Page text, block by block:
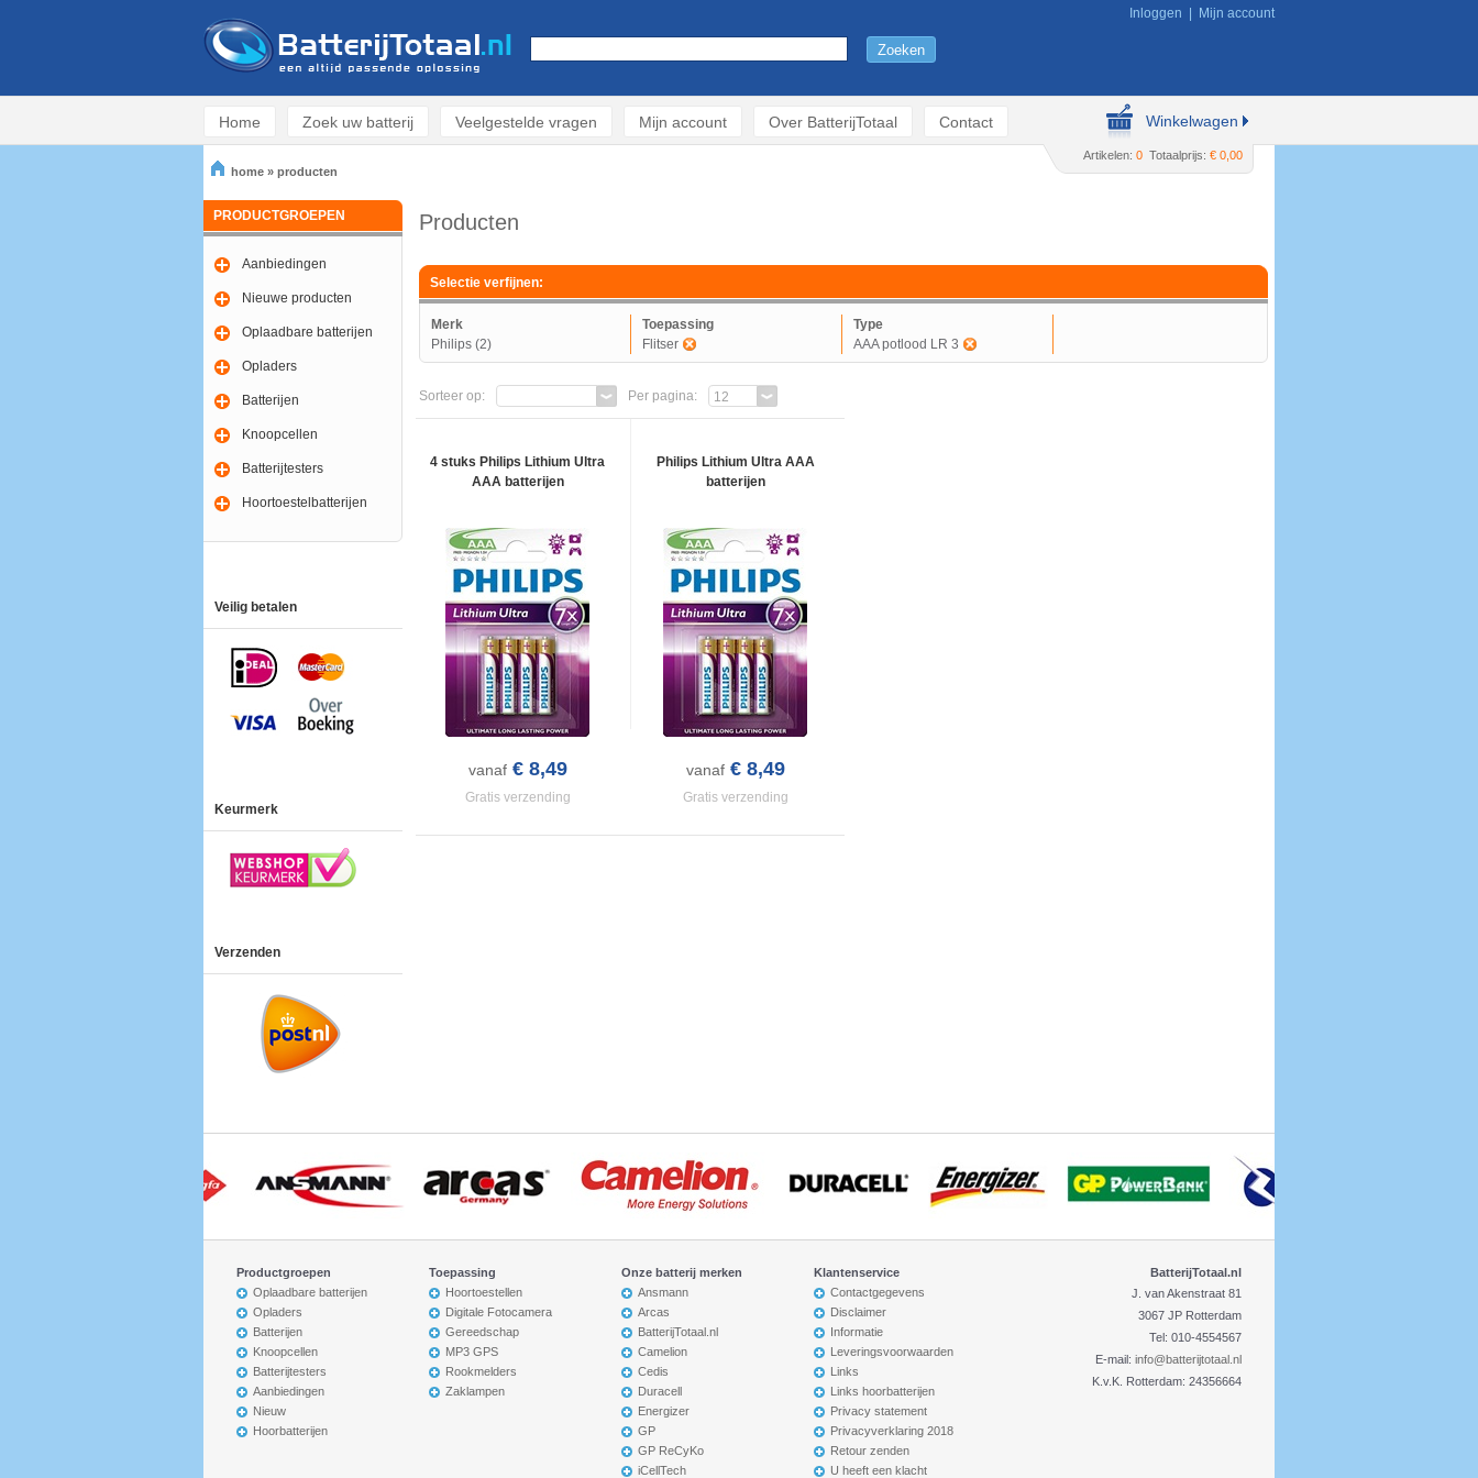
Inloggen Mijn account
Home Zoek uw batterij Veelgestelde vragen Mijn account Over BatterijTotaal Contact Winkelwagen
Artikelen: 0 Totaalprijs: € 0,00
home » producten
PRODUCTGROEPEN
Aanbiedingen
Nieuwe producten
Oplaadbare batterijen
Opladers
Batterijen
Knoopcellen
Batterijtesters
Hoortoestelbatterijen
Veilig betalen
Keurmerk
Verzenden
Producten
Selectie verfijnen:
Merk
Philips (2)
Toepassing
Flitser
Type
AAA potlood LR 3
Sorteer op: Per pagina: 12
4 stuks Philips Lithium Ultra
AAA batterijen
vanaf € 8,49
Gratis verzending
Philips Lithium Ultra AAA
batterijen
vanaf € 8,49
Gratis verzending
Productgroepen
Oplaadbare batterijen
Opladers
Batterijen
Knoopcellen
Batterijtesters
Aanbiedingen
Nieuw
Hoorbatterijen
Toepassing
Hoortoestellen
Digitale Fotocamera
Gereedschap
MP3 GPS
Rookmelders
Zaklampen
Onze batterij merken
Ansmann
Arcas
BatterijTotaal.nl
Camelion
Cedis
Duracell
Energizer
GP
GP ReCyKo
iCellTech
Klantenservice
Contactgegevens
Disclaimer
Informatie
Leveringsvoorwaarden
Links
Links hoorbatterijen
Privacy statement
Privacyverklaring 2018
Retour zenden
U heeft een klacht
BatterijTotaal.nl
J. van Akenstraat 81
3067 JP Rotterdam
Tel: 010-4554567
E-mail: info@batterijtotaal.nl
K.v.K. Rotterdam: 24356664